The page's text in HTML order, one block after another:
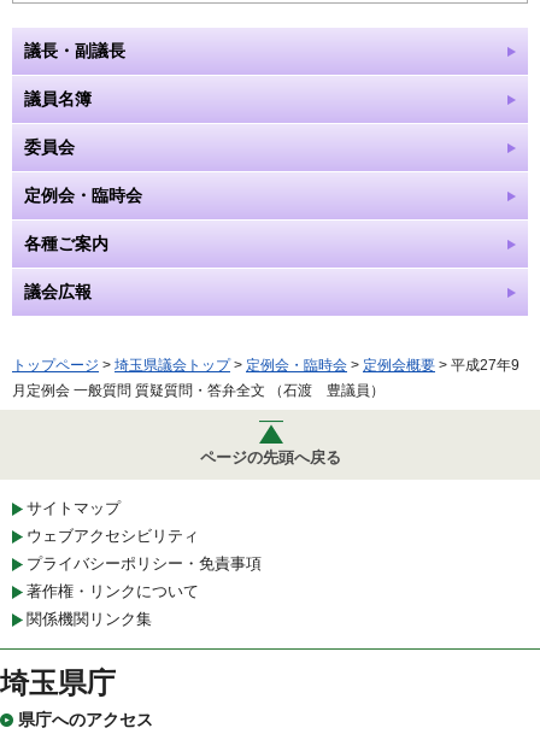
議長・副議長
議員名簿
委員会
定例会・臨時会
各種ご案内
議会広報
トップページ > 埼玉県議会トップ> 定例会・臨時会 > 定例会概要 > 平成27年9
月定例会 一般質問 質疑質問・答弁全文 （石渡 豊議員）
ページの先頭へ戻る
サイトマップ
ウェブアクセシビリティ
プライバシーポリシー・免責事項
著作権・リンクについて
関係機関リンク集
埼玉県庁
県庁へのアクセス